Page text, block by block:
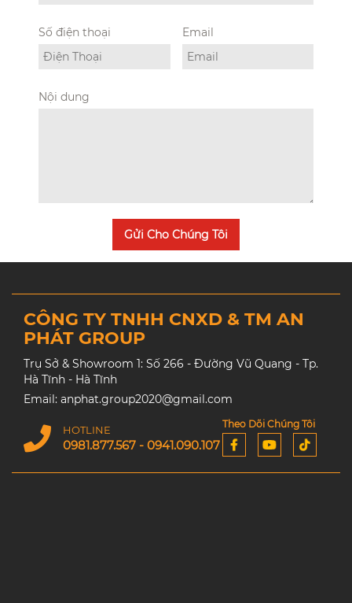
Số điện thoại Email
Nội dung
Gửi Cho Chúng Tôi
CÔNG TY TNHH CNXD & TM AN
PHÁT GROUP
Trụ Sở & Showroom 1: Số 266 - Đường Vũ Quang - Tp.
Hà Tĩnh - Hà Tĩnh
Email: anphat.group2020@gmail.com
HOTLINE
0981.877.567 - 0941.090.107
Theo Dõi Chúng Tôi